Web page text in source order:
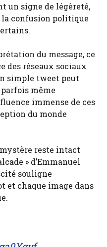
un signe de légèreté,
la confusion politique
du message, ce
des réseaux sociaux
simple tweet peut
même
immense de ces
du monde
reste intact
» d’Emmanuel
souligne
et chaque image dans